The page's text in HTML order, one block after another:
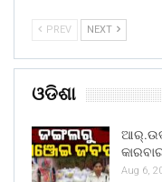
PREV NEXT
ଓଡିଶା
Aug 6,